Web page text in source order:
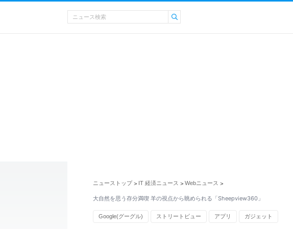
ニューストップ > IT 経済ニュース > Webニュース >
大自然を思う存分満喫 羊の視点から眺められる「Sheepview360」
Google(グーグル) ストリートビュー アプリ ガジェット